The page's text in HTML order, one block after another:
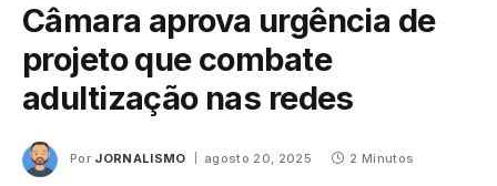
Câmara aprova urgência de
projeto que combate
adultização nas redes
Por JORNALISMO agosto 20, 2025 2 Minutos